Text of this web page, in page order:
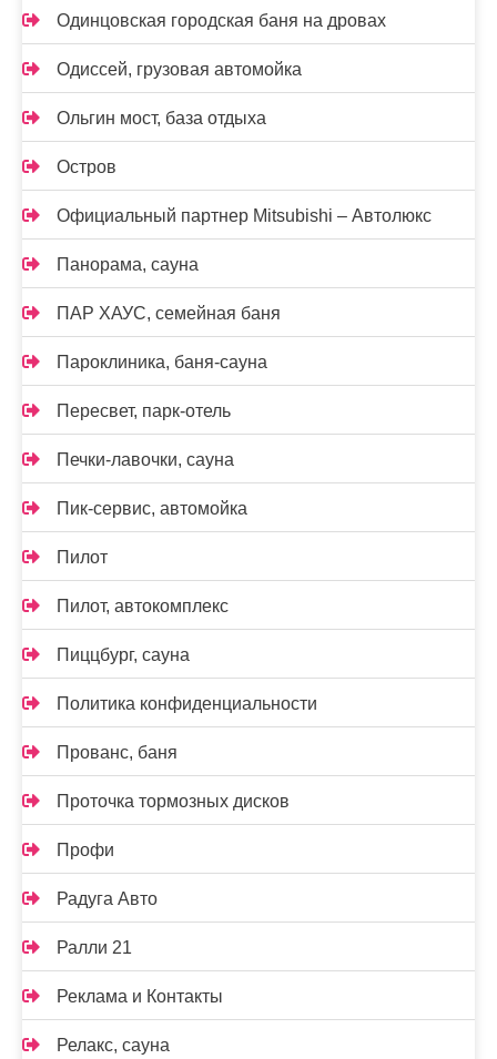
Одинцовская городская баня на дровах
Одиссей, грузовая автомойка
Ольгин мост, база отдыха
Остров
Официальный партнер Mitsubishi – Автолюкс
Панорама, сауна
ПАР ХАУС, семейная баня
Пароклиника, баня-сауна
Пересвет, парк-отель
Печки-лавочки, сауна
Пик-сервис, автомойка
Пилот
Пилот, автокомплекс
Пиццбург, сауна
Политика конфиденциальности
Прованс, баня
Проточка тормозных дисков
Профи
Радуга Авто
Ралли 21
Реклама и Контакты
Релакс, сауна